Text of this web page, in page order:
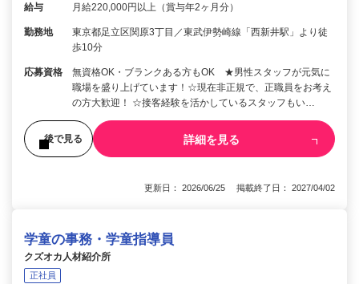
給与 月給220,000円以上（賞与年2ヶ月分）
勤務地
東京都足立区関原3丁目／東武伊勢崎線「西新井駅」より徒
歩10分
応募資格
無資格OK・ブランクある方もOK ★男性スタッフが元気に
職場を盛り上げています！☆現在非正規で、正職員をお考え
の方大歓迎！ ☆接客経験を活かしているスタッフもい…
後で見る 詳細を見る
更新日： 2026/06/25 掲載終了日： 2027/04/02
学童の事務・学童指導員
クズオカ人材紹介所
正社員